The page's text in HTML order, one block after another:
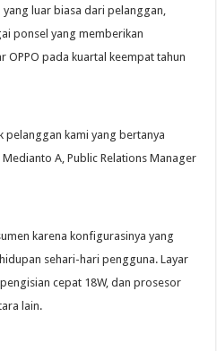
luar biasa dari pelanggan,
ponsel yang memberikan
pada kuartal keempat tahun
pelanggan kami yang bertanya
A, Public Relations Manager
karena konfigurasinya yang
sehari-hari pengguna. Layar
cepat 18W, dan prosesor
lain.